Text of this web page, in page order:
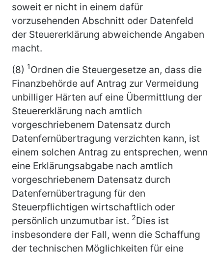
soweit er nicht in einem dafür
vorzusehenden Abschnitt oder Datenfeld
der Steuererklärung abweichende Angaben
macht.
(8) 1Ordnen die Steuergesetze an, dass die
Finanzbehörde auf Antrag zur Vermeidung
unbilliger Härten auf eine Übermittlung der
Steuererklärung nach amtlich
vorgeschriebenem Datensatz durch
Datenfernübertragung verzichten kann, ist
einem solchen Antrag zu entsprechen, wenn
eine Erklärungsabgabe nach amtlich
vorgeschriebenem Datensatz durch
Datenfernübertragung für den
Steuerpflichtigen wirtschaftlich oder
persönlich unzumutbar ist. 2Dies ist
insbesondere der Fall, wenn die Schaffung
der technischen Möglichkeiten für eine